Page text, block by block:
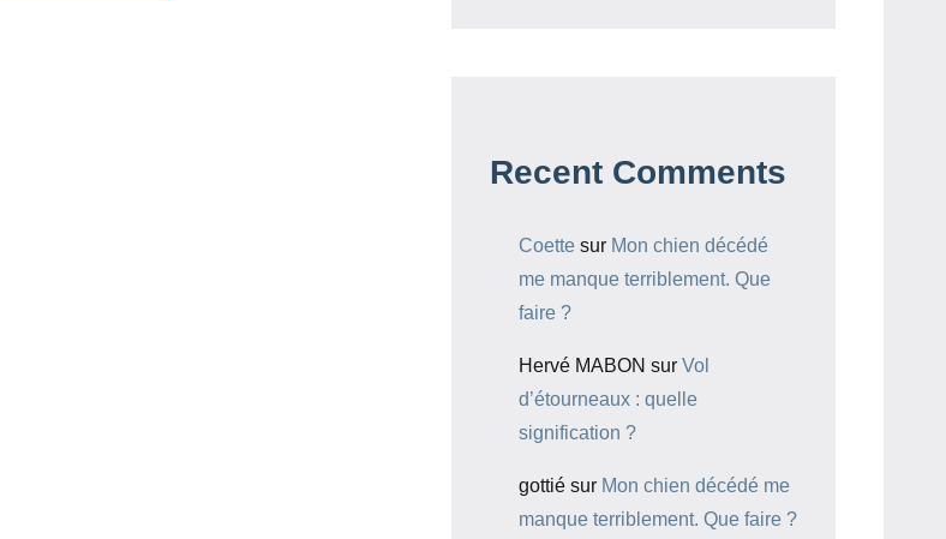
Recent Comments
Coette sur Mon chien décédé
me manque terriblement. Que
faire ?
Hervé MABON sur Vol
d’étourneaux : quelle
signification ?
gottié sur Mon chien décédé me
manque terriblement. Que faire ?